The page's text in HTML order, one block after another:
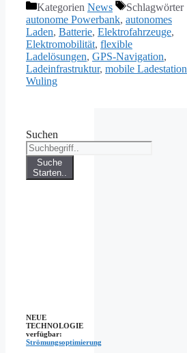
Kategorien News
Schlagwörter
autonome Powerbank, autonomes
Laden, Batterie, Elektrofahrzeuge,
Elektromobilität, flexible
Ladelösungen, GPS-Navigation,
Ladeinfrastruktur, mobile Ladestation
Wuling
Suchen
Suche
Starten..
NEUE
TECHNOLOGIE
verfügbar:
Strömungsoptimierung